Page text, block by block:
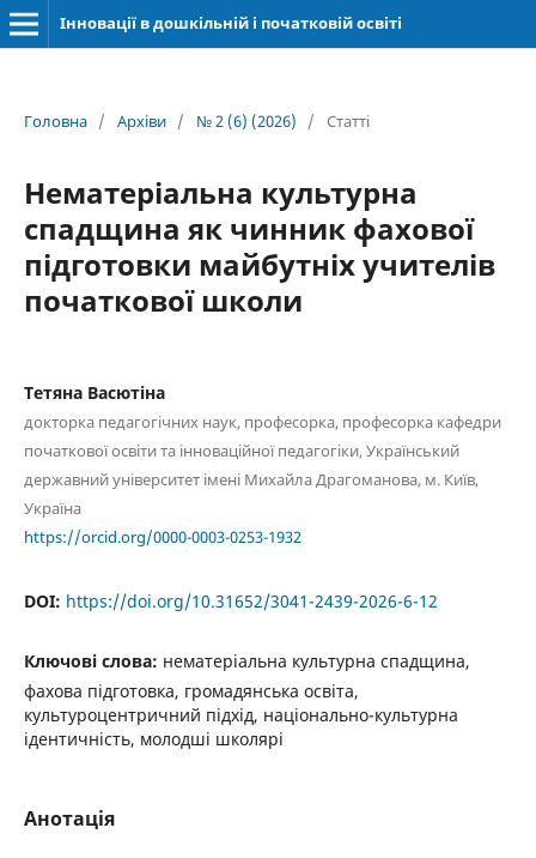
Інновації в дошкільній і початковій освіті
Головна / Архіви / № 2 (6) (2026) / Статті
Нематеріальна культурна
спадщина як чинник фахової
підготовки майбутніх учителів
початкової школи
Тетяна Васютіна
докторка педагогічних наук, професорка, професорка кафедри
початкової освіти та інноваційної педагогіки, Український
державний університет імені Михайла Драгоманова, м. Київ,
Україна
https://orcid.org/0000-0003-0253-1932
DOI: https://doi.org/10.31652/3041-2439-2026-6-12
Ключові слова: нематеріальна культурна спадщина,
фахова підготовка, громадянська освіта,
культуроцентричний підхід, національно-культурна
ідентичність, молодші школярі
Анотація